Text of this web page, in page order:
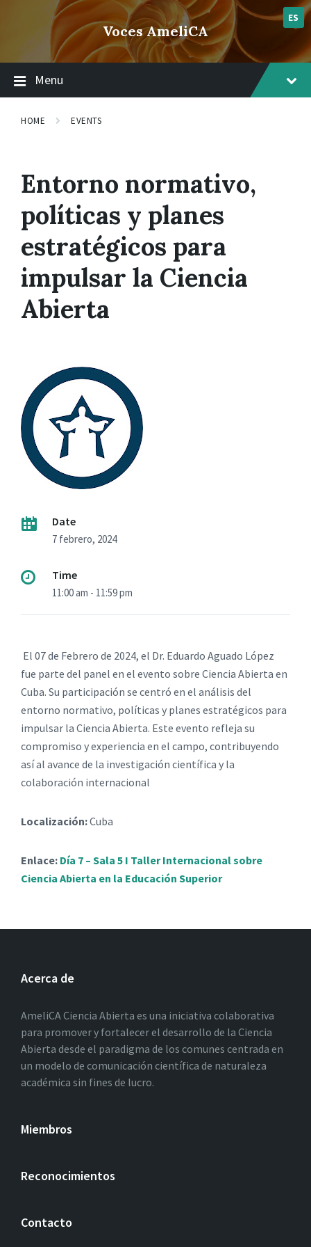
navigation
ES
Voces AmeliCA
Menu
HOME EVENTS
Entorno normativo,
políticas y planes
estratégicos para
impulsar la Ciencia
Abierta
Date
7 febrero, 2024
Time
11:00 am - 11:59 pm
El 07 de Febrero de 2024, el Dr. Eduardo Aguado López
fue parte del panel en el evento sobre Ciencia Abierta en
Cuba. Su participación se centró en el análisis del
entorno normativo, políticas y planes estratégicos para
impulsar la Ciencia Abierta. Este evento refleja su
compromiso y experiencia en el campo, contribuyendo
así al avance de la investigación científica y la
colaboración internacional
Localización:Cuba
Enlace: Día 7 – Sala 5 I Taller Internacional sobre
Ciencia Abierta en la Educación Superior
Acerca de
AmeliCA Ciencia Abierta es una iniciativa colaborativa
para promover y fortalecer el desarrollo de la Ciencia
Abierta desde el paradigma de los comunes centrada en
un modelo de comunicación científica de naturaleza
académica sin fines de lucro.
Miembros
Reconocimientos
Contacto